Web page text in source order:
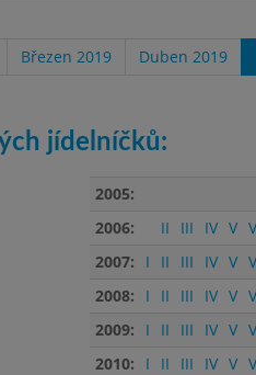
Březen 2019 Duben 2019
jídelníčků:
2005:
2006:
II III IV V
2007:
I II III IV V
2008:
I II III IV V
2009:
I II III IV V
2010:
I II III IV V